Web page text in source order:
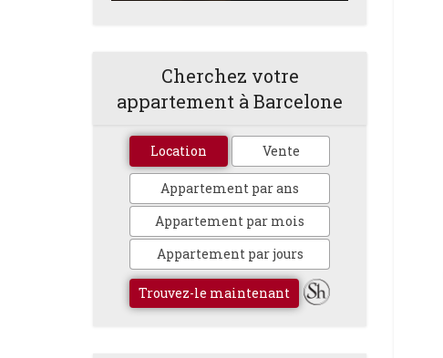
Cherchez votre
appartement à Barcelone
Location Vente
Appartement par ans
Appartement par mois
Appartement par jours
Trouvez-le maintenant